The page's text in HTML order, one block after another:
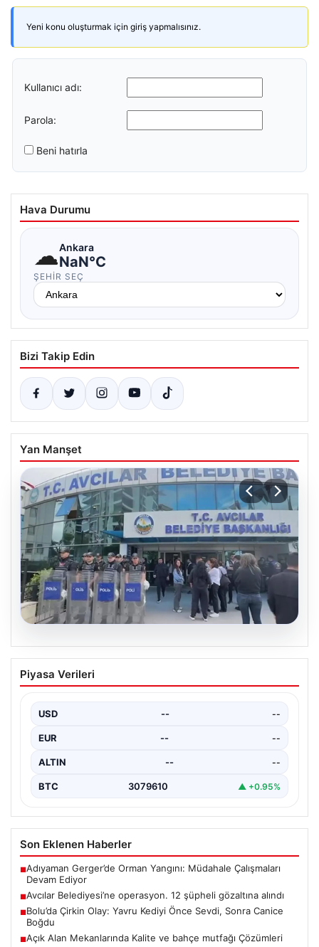
Yeni konu oluşturmak için giriş yapmalısınız.
Kullanıcı adı:
Parola:
Beni hatırla
Hava Durumu
☁Ankara
NaN°C
ŞEHIR SEÇ
Bizi Takip Edin
Yan Manşet
05.08.2026
Avcılar Belediyesi’ne operasyon. 12
şüpheli gözaltına alındı
Piyasa Verileri
USD -- --
EUR -- --
ALTIN -- --
BTC 3079610 ▲ +0.95%
Son Eklenen Haberler
■Adıyaman Gerger’de Orman Yangını: Müdahale Çalışmaları
Devam Ediyor
■Avcılar Belediyesi’ne operasyon. 12 şüpheli gözaltına alındı
■Bolu’da Çirkin Olay: Yavru Kediyi Önce Sevdi, Sonra Canice
Boğdu
■Açık Alan Mekanlarında Kalite ve bahçe mutfağı Çözümleri